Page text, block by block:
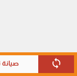
sync صيانة